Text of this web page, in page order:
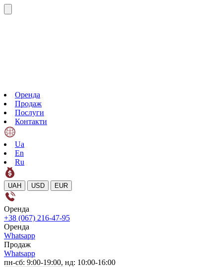
Оренда
Продаж
Послуги
Контакти
Ua
En
Ru
UAH USD EUR
Оренда
+38 (067) 216-47-95
Оренда
Whatsapp
Продаж
Whatsapp
пн-сб: 9:00-19:00, нд: 10:00-16:00